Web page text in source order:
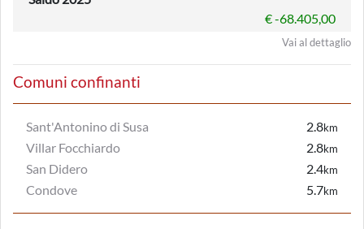
€ -68.405,00
Vai al dettaglio
Comuni confinanti
Sant'Antonino di Susa 2.8km
Villar Focchiardo 2.8km
San Didero 2.4km
Condove 5.7km